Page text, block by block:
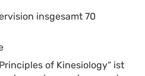
insgesamt 70
of Kinesiology“ ist